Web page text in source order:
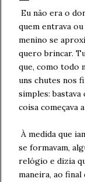
Eu não era o
quem entrava
menino se
quero brincar.
que, como todo
uns chutes nos
simples:
coisa começava
À medida que
se formavam,
relógio e dizia
maneira, ao final